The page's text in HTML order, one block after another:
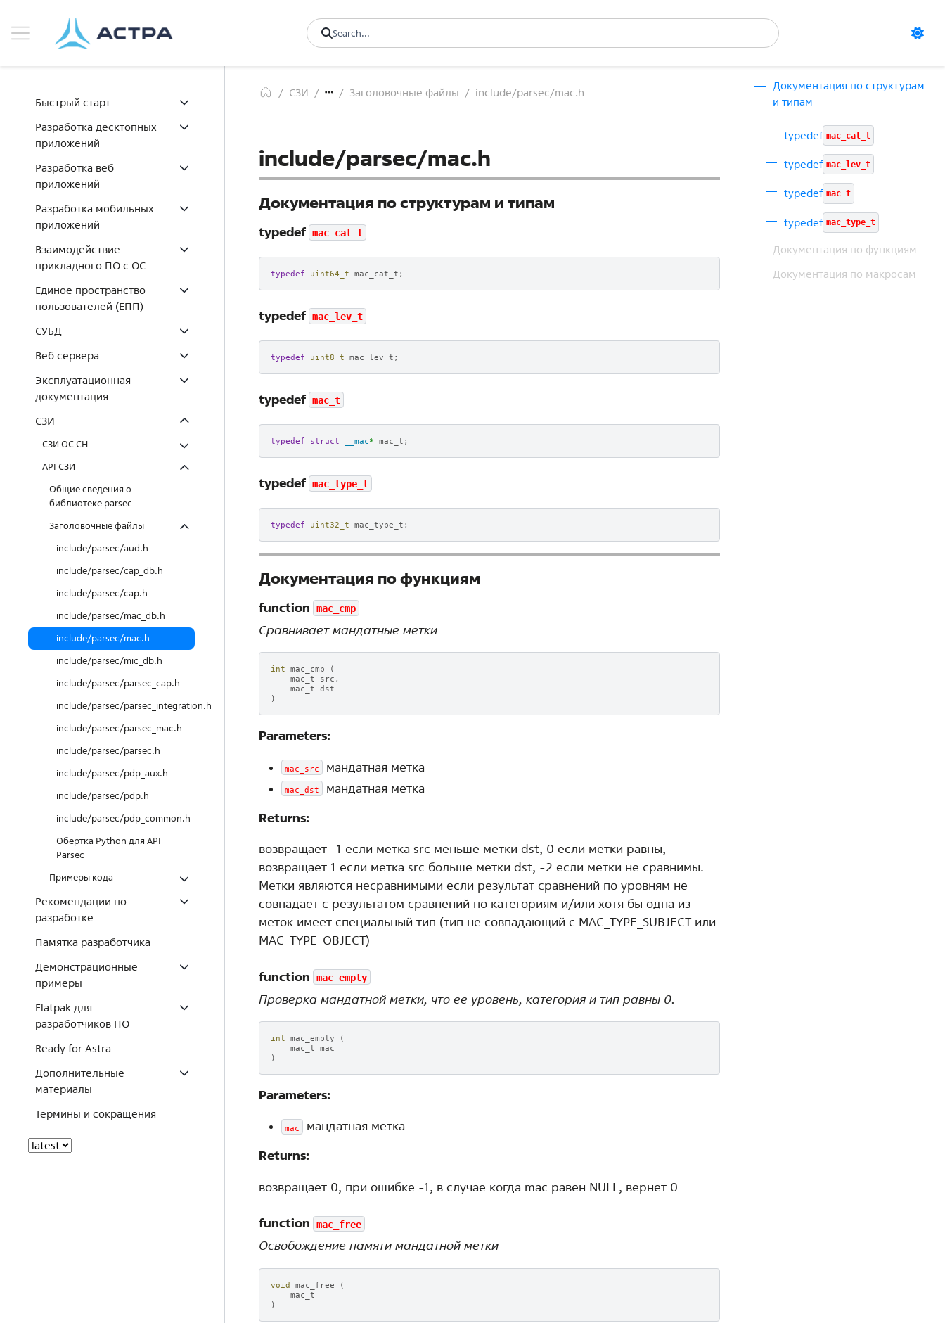
Быстрый старт
Разработка десктопных
приложений
Разработка веб
приложений
Разработка мобильных
приложений
Взаимодействие
прикладного ПО с ОС
Единое пространство
пользователей (ЕПП)
СУБД
Веб сервера
Эксплуатационная
документация
СЗИ
СЗИ ОС СН
API СЗИ
Общие сведения о
библиотеке parsec
Заголовочные файлы
include/parsec/aud.h
include/parsec/cap_db.h
include/parsec/cap.h
include/parsec/mac_db.h
include/parsec/mac.h
include/parsec/mic_db.h
include/parsec/parsec_cap.h
include/parsec/parsec_integration.h
include/parsec/parsec_mac.h
include/parsec/parsec.h
include/parsec/pdp_aux.h
include/parsec/pdp.h
include/parsec/pdp_common.h
Обертка Python для API
Parsec
Примеры кода
Рекомендации по
разработке
Памятка разработчика
Демонстрационные
примеры
Flatpak для
разработчиков ПО
Ready for Astra
Дополнительные
материалы
Термины и сокращения
СЗИ Заголовочные файлы include/parsec/mac.h
include/parsec/mac.h
Документация по структурам и типам
typedef mac_cat_t
typedef uint64_t mac_cat_t ;
typedef mac_lev_t
typedef uint8_t mac_lev_t ;
typedef mac_t
typedef struct __mac* mac_t ;
typedef mac_type_t
typedef uint32_t mac_type_t ;
Документация по функциям
function mac_cmp
Сравнивает мандатные метки
int mac_cmp
(
mac_t
src ,
mac_t dst
)
Parameters:
mac_src мандатная метка
mac_dst мандатная метка
Returns:
возвращает -1 если метка src меньше метки dst, 0 если метки равны,
возвращает 1 если метка src больше метки dst, -2 если метки не сравнимы.
Метки являются несравнимыми если результат сравнений по уровням не
совпадает с результатом сравнений по категориям и/или хотя бы одна из
меток имеет специальный тип (тип не совпадающий с MAC_TYPE_SUBJECT или
MAC_TYPE_OBJECT)
function mac_empty
Проверка мандатной метки, что ee уровень, категория и тип равны 0.
int mac_empty
(
mac_t mac
)
Parameters:
mac мандатная метка
Returns:
возвращает 0, при ошибке -1, в случае когда mac равен NULL, вернет 0
function mac_free
Освобождение памяти мандатной метки
void mac_free
(
mac_t
)
Документация по структурам
и типам
typedef mac_cat_t
typedef mac_lev_t
typedef mac_t
typedef mac_type_t
Документация по функциям
Документация по макросам